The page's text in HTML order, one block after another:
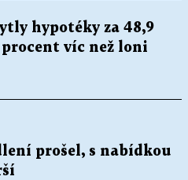
hypotéky za 48,9
víc než loni
prošel, s nabídkou